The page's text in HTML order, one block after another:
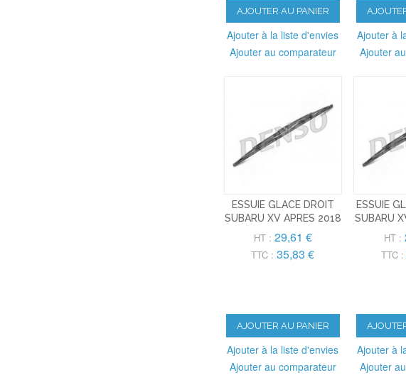
AJOUTER AU PANIER
Ajouter à la liste d'envies
Ajouter au comparateur
Ajouter à
Ajouter
ESSUIE GLACE DROIT
SUBARU XV APRES 2018
HT : 29,61 €
TTC : 35,83 €
AJOUTER AU PANIER
Ajouter à la liste d'envies
Ajouter au comparateur
ESSUIE
SUBARU
HT :
TTC :
Ajouter à
Ajouter